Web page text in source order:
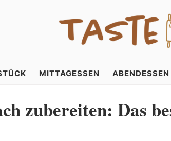
MITTAGESSEN ABENDESSEN
zubereiten: Das